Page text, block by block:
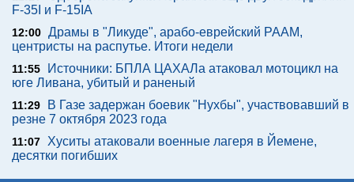
F-35I и F-15IA
12:00 Драмы в "Ликуде", арабо-еврейский РААМ,
центристы на распутье. Итоги недели
11:55
Источники: БПЛА ЦАХАЛа атаковал мотоцикл на
юге Ливана, убитый и раненый
11:29
В Газе задержан боевик "Нухбы", участвовавший в
резне 7 октября 2023 года
11:07
Хуситы атаковали военные лагеря в Йемене,
десятки погибших